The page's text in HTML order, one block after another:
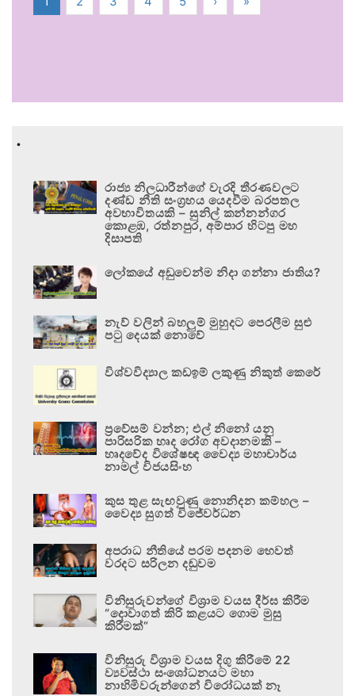
.
රාජ්‍ය නිලධාරීන්ගේ වැරදි තීරණවලට
දණ්ඩ නීති සංග්‍රහය යෙදවීම බරපතල
අවභාවිතයකි – සුනිල් කන්නන්ගර
කොළඹ, රත්නපුර, අම්පාර හිටපු මහ
දිසාපති
ලෝකයේ අඩුවෙන්ම නිදා ගන්නා ජාතිය?
නැව් වලින් බහලුම් මුහුදට පෙරලීම සුළු
පටු දෙයක් නොවේ
විශ්වවිද්‍යාල කඩඉම් ලකුණු නිකුත් කෙරේ
ප්‍රවේසම් වන්න; එල් නිනෝ යනු
පාරිසරික හෘද රෝග අවදානමකි –
හෘදවේද විශේෂඥ වෛද්‍ය මහාචාර්ය
නාමල් විජයසිංහ
කුස තුළ සැඟවුණු නොනිදන කම්හල –
වෛද්‍ය සුගත් විජේවර්ධන
අපරාධ නීතියේ පරම පදනම හෙවත්
වරදට සරිලන දඬුවම
විනිසුරුවන්ගේ විශ්‍රාම වයස දීර්ඝ කිරීම
“දොවාගත් කිරි කළයට ගොම මුසු
කිරීමක්”
විනිසුරු විශ්‍රාම වයස දිගු කිරීමේ 22
ව්‍යවස්ථා සංශෝධනයට මහා
නාහිමිවරුන්ගෙන් විරෝධයක් නෑ